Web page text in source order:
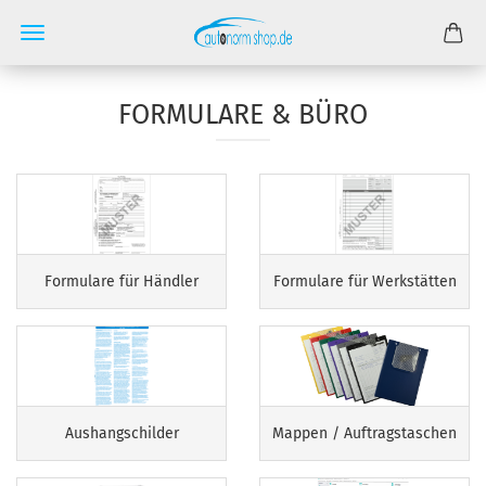
FORMULARE & BÜRO
Formulare für Händler Formulare für Werkstätten
Aushangschilder Mappen / Auftragstaschen